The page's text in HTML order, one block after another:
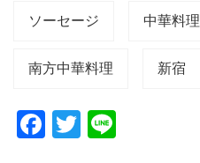
ソーセージ 中華料理
南方中華料理 新宿
F
T